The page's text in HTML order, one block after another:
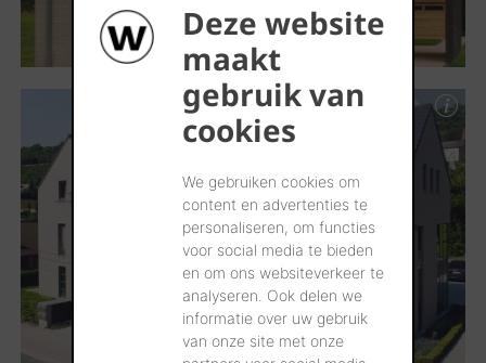
Deze website
maakt
gebruik van
cookies
We gebruiken cookies om
content en advertenties te
personaliseren, om functies
voor social media te bieden
en om ons websiteverkeer te
analyseren. Ook delen we
informatie over uw gebruik
van onze site met onze